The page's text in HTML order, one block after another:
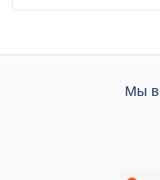
Мы в